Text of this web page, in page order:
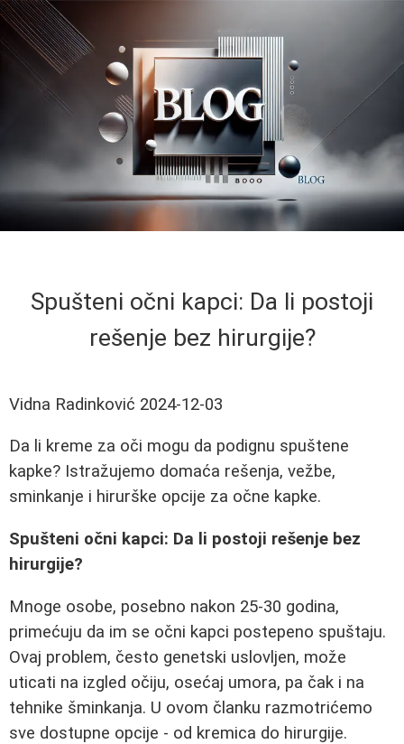
Spušteni očni kapci: Da li postoji
rešenje bez hirurgije?
Vidna Radinković 2024-12-03
Da li kreme za oči mogu da podignu spuštene
kapke? Istražujemo domaća rešenja, vežbe,
sminkanje i hirurške opcije za očne kapke.
Spušteni očni kapci: Da li postoji rešenje bez
hirurgije?
Mnoge osobe, posebno nakon 25-30 godina,
primećuju da im se očni kapci postepeno spuštaju.
Ovaj problem, često genetski uslovljen, može
uticati na izgled očiju, osećaj umora, pa čak i na
tehnike šminkanja. U ovom članku razmotrićemo
sve dostupne opcije - od kremica do hirurgije.